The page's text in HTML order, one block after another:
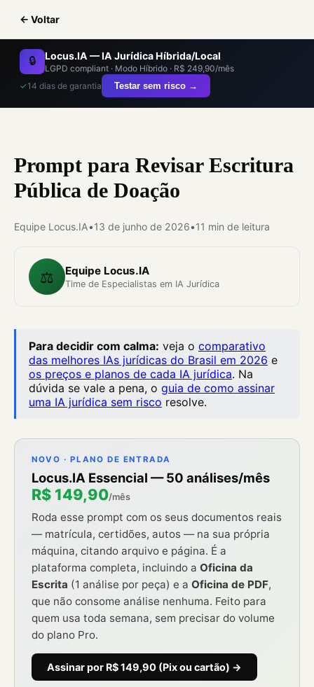
← Voltar
🔒 Locus.IA — IA Jurídica Híbrida/Local
LGPD compliant · Modo Híbrido · R$ 249,90/mês
✓14 dias de garantia Testar sem risco →
Prompt para Revisar Escritura
Pública de Doação
Equipe Locus.IA•13 de junho de 2026•11 min de leitura
⚖️ Equipe Locus.IA
Time de Especialistas em IA Jurídica
Para decidir com calma: veja o comparativo
das melhores IAs jurídicas do Brasil em 2026 e
os preços e planos de cada IA jurídica. Na
dúvida se vale a pena, o guia de como assinar
uma IA jurídica sem risco resolve.
NOVO · PLANO DE ENTRADA
Locus.IA Essencial — 50 análises/mês
R$ 149,90/mês
Roda esse prompt com os seus documentos reais
— matrícula, certidões, autos — na sua própria
máquina, citando arquivo e página. É a
plataforma completa, incluindo a Oficina da
Escrita (1 análise por peça) e a Oficina de PDF,
que não consome análise nenhuma. Feito para
quem usa toda semana, sem precisar do volume
do plano Pro.
Assinar por R$ 149,90 (Pix ou cartão) →